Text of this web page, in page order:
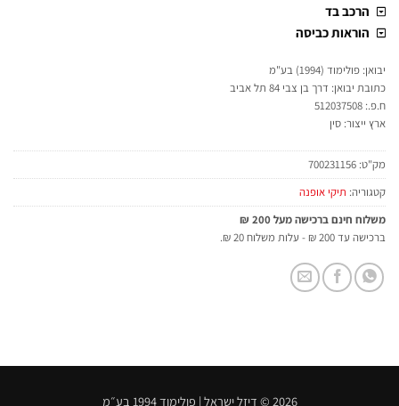
הרכב בד
הוראות כביסה
יבואן: פולימוד (1994) בע"מ
כתובת יבואן: דרך בן צבי 84 תל אביב
ח.פ.: 512037508
ארץ ייצור: סין
מק"ט: 700231156
קטגוריה: תיקי אופנה
משלוח חינם ברכישה מעל 200 ₪
ברכישה עד 200 ₪ - עלות משלוח 20 ₪.
2026 © דיזל ישראל | פולימוד 1994 בע״מ